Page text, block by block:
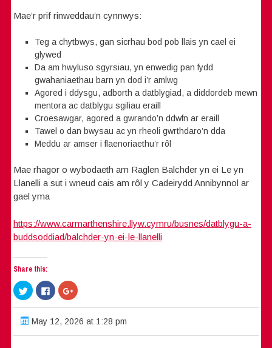
Mae’r prif rinweddau’n cynnwys:
Teg a chytbwys, gan sicrhau bod pob llais yn cael ei
glywed
Da am hwyluso sgyrsiau, yn enwedig pan fydd
gwahaniaethau barn yn dod i’r amlwg
Agored i ddysgu, adborth a datblygiad, a diddordeb mewn
mentora ac datblygu sgiliau eraill
Croesawgar, agored a gwrando’n ddwfn ar eraill
Tawel o dan bwysau ac yn rheoli gwrthdaro’n dda
Meddu ar amser i flaenoriaethu’r rôl
Mae rhagor o wybodaeth am Raglen Balchder yn ei Le yn
Llanelli a sut i wneud cais am rôl y Cadeirydd Annibynnol ar
gael yma
https://www.carmarthenshire.llyw.cymru/busnes/datblygu-a-
buddsoddiad/balchder-yn-ei-le-llanelli
Share this:
Click
to
share
on
Twitter
(Opens
new
Click
to
share
on
Facebook
(Opens
new
Click
to
on
Google+
(Opens
new
May 12, 2026 at 1:28 pm